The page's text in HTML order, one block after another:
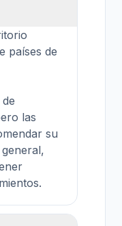
países de
las
su